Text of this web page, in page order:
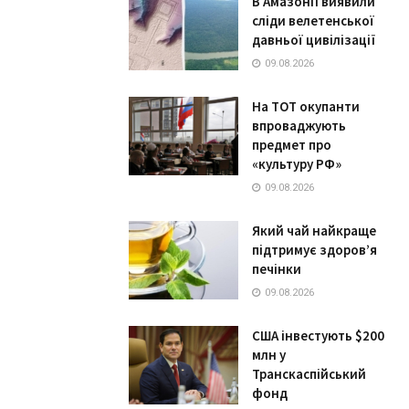
сліди велетенської
давньої цивілізації
09.08.2026
На ТОТ окупанти
впроваджують
предмет про
«культуру РФ»
09.08.2026
Який чай найкраще
підтримує здоров’я
печінки
09.08.2026
США інвестують $200
млн у
Транскаспійський
фонд